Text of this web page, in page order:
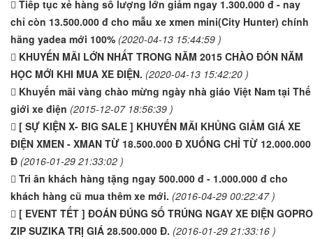
Tiếp tục xẻ hàng số lượng lớn giảm ngay 1.300.000 đ - nay
chỉ còn 13.500.000 đ cho mẫu xe xmen mini(City Hunter) chính
hãng yadea mới 100% (2020-04-13 15:44:59 )
KHUYẾN MÃI LỚN NHẤT TRONG NĂM 2015 CHÀO ĐÓN NĂM
HỌC MỚI KHI MUA XE ĐIỆN. (2020-04-13 15:42:20 )
Khuyến mãi vàng chào mừng ngày nhà giáo Việt Nam tại Thế
giới xe điện (2015-12-07 18:56:39 )
[ SỰ KIỆN X- BIG SALE ] KHUYẾN MÃI KHỦNG GIẢM GIÁ XE
ĐIỆN XMEN - XMAN TỪ 18.500.000 Đ XUỐNG CHỈ TỪ 12.000.000
Đ (2016-01-29 21:33:02 )
Tri ân khách hàng tặng ngay 500.000 đ - 1.000.000 đ cho
khách hàng cũ mua thêm xe mới. (2016-04-29 00:22:47 )
[ EVENT TẾT ] ĐOÁN ĐÚNG SỐ TRÚNG NGAY XE ĐIỆN GOPRO
ZIP SUZIKA TRỊ GIÁ 28.500.000 Đ. (2016-01-29 21:33:16 )